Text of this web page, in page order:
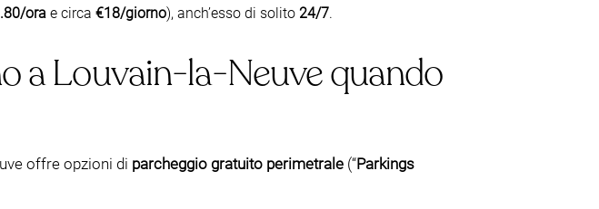
ora e circa €18/giorno), anch’esso di solito 24/7.
a Louvain-la-Neuve quando
offre opzioni di parcheggio gratuito perimetrale (“Parkings